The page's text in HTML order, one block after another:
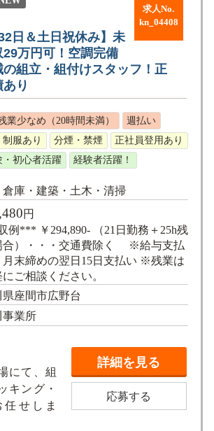
求人No.
kn_04408
日＆土日祝休み】未
万円可！空調完備
組立・組付けスタッフ！正
り
業少なめ（20時間未満）
週払い
制服あり 分煙・禁煙
正社員登用あり
・初心者活躍 経験者活躍！
倉庫・建築・土木・清掃
円
例*** ￥294,890- （21日勤務＋25h残
合）・・・交通費除く ※給与支払
月末締めの翌日15日支払い ※残業は
ご相談ください。
座間市広野台
事業所
にて、組
キング・
せしま
詳細を見る
応募する